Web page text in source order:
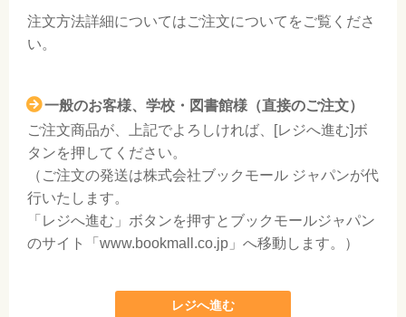
注文方法詳細についてはご注文について をご覧くださ
い。
一般のお客様、学校・図書館様（直接のご注文）
ご注文商品が、上記でよろしければ、[レジへ進む]ボ
タンを押してください。
（ご注文の発送は株式会社ブックモール ジャパンが代
行いたします。
「レジへ進む」ボタンを押すとブックモールジャパン
のサイト「www.bookmall.co.jp」へ移動します。）
レジへ進む